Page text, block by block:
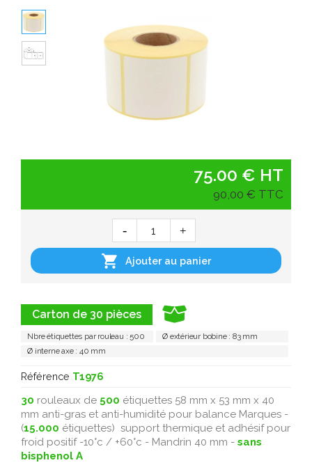
Carton de 30 pièces
Nbre étiquettes par rouleau : 500
Ø extérieur bobine : 83 mm
Ø interne axe : 40 mm
Référence T1976
30 rouleaux de 500 étiquettes 58 mm x 53 mm x 40
mm anti-gras et anti-humidité pour balance Marques -
(15.000 étiquettes) support thermique et adhésif pour
froid positif -10°c / +60°c - Mandrin 40 mm - sans
bisphenol A
75.00 € HT
90,00 € TTC
 Ajouter au panier